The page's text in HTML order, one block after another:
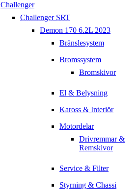
Challenger
Challenger SRT
Demon 170 6.2L 2023
Bränslesystem
Bromssystem
Bromskivor
El & Belysning
Kaross & Interiör
Motordelar
Drivremmar &
Remskivor
Service & Filter
Styrning & Chassi